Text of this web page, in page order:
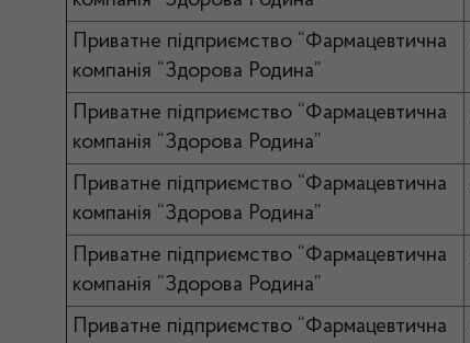
Приватне підприємство “Фармацевтична
компанія “Здорова Родина”
Приватне підприємство “Фармацевтична
компанія “Здорова Родина”
Приватне підприємство “Фармацевтична
компанія “Здорова Родина”
Приватне підприємство “Фармацевтична
компанія “Здорова Родина”
Приватне підприємство “Фармацевтична